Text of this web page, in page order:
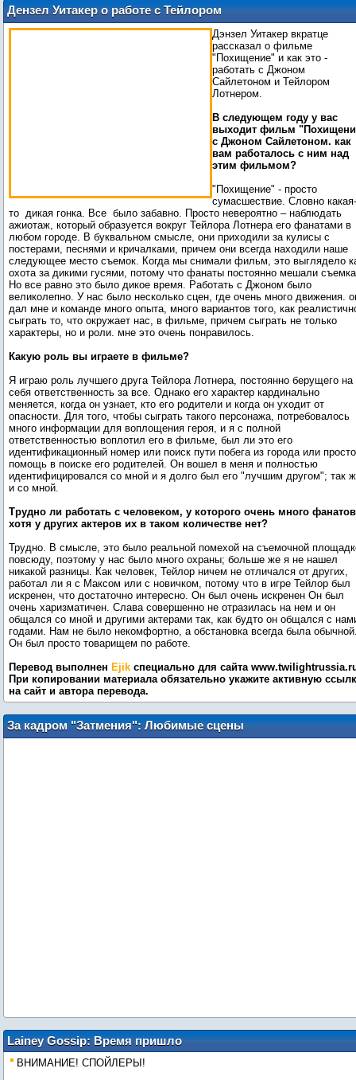
Дензел Уитакер о работе с Тейлором
Лотнером над фильмом "Похищение"
Дэнзел Уитакер вкратце
рассказал о фильме
"Похищение" и как это -
работать с Джоном
Сайлетоном и Тейлором
Лотнером.
В следующем году у вас
выходит фильм
с Джоном Сайлетоном. как
вам работалось с ним над
этим фильмом?
"Похищение" - просто
сумасшествие. Словно какая-
то дикая гонка. Все было забавно. Просто невероятно – наблюдать
ажиотаж, который образуется вокруг Тейлора Лотнера его фанатами в
любом городе. В буквальном смысле, они приходили за кулисы с
постерами, песнями и кричалками, причем они всегда находили наше
следующее место съемок. Когда мы снимали фильм, это выглядело
охота за дикими гусями, потому что фанаты постоянно мешали
Но все равно это было дикое время. Работать с Джоном было
великолепно. У нас было несколько сцен, где очень много движения.
дал мне и команде много опыта, много вариантов того, как
сыграть то, что окружает нас, в фильме, причем сыграть не только
характеры, но и роли. мне это очень понравилось.
Какую роль вы играете в фильме?
Я играю роль лучшего друга Тейлора Лотнера, постоянно берущего на
себя ответственность за все. Однако его характер кардинально
меняется, когда он узнает, кто его родители и когда он уходит от
опасности. Для того, чтобы сыграть такого персонажа, потребовалось
много информации для воплощения героя, и я с полной
ответственностью воплотил его в фильме, был ли это его
идентификационный номер или поиск пути побега из города или просто
помощь в поиске его родителей. Он вошел в меня и полностью
идентифицировался со мной и я долго был его "лучшим другом"; так
и со мной.
Трудно ли работать с человеком, у которого очень много
хотя у других актеров их в таком количестве нет?
Трудно. В смысле, это было реальной помехой на съемочной
повсюду, поэтому у нас было много охраны; больше же я не нашел
никакой разницы. Как человек, Тейлор ничем не отличался от других,
работал ли я с Максом или с новичком, потому что в игре Тейлор был
искренен, что достаточно интересно. Он был очень искренен Он был
очень харизматичен. Слава совершенно не отразилась на нем и он
общался со мной и другими актерами так, как будто он общался с
годами. Нам не было некомфортно, а обстановка всегда была
Он был просто товарищем по работе.
Перевод выполнен Ejik специально для сайта
При копировании материала обязательно укажите активную
на сайт и автора перевода.
За кадром "Затмения": Любимые сцены
Тейлора Лотнера
Lainey Gossip: Время пришло
ВНИМАНИЕ! СПОЙЛЕРЫ!